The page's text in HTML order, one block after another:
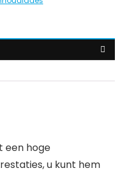
een hoge
u kunt hem